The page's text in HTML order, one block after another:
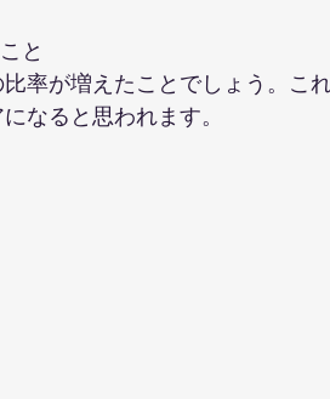
と
率が増えたことでしょう。これ
なると思われます。